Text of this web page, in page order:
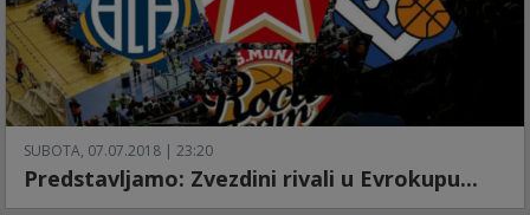
SUBOTA, 07.07.2018 | 23:20
Predstavljamo: Zvezdini rivali u Evrokupu...